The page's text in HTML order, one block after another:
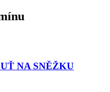
NA SNĚŽKU